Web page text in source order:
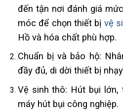
đến tận nơi đánh giá
móc để chọn thiết bị vệ
Hồ và hóa chất phù hợp.
Chuẩn bị và bảo hộ:
đầy đủ, di dời thiết bị
Vệ sinh thô: Hút bụi lớn,
máy hút bụi công nghiệp.